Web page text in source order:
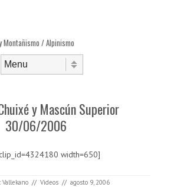
/ Alpinismo
y Mascún Superior
30/06/2006
width=650]
Vallekano // Videos // agosto 9, 2006